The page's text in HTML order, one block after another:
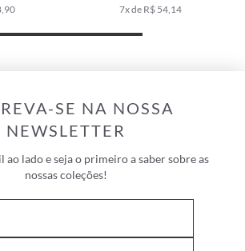
7x de R$ 54,14
SE NA NOSSA
NEWSLETTER
ao lado e seja o primeiro a saber sobre as
nossas coleções!